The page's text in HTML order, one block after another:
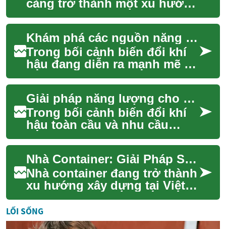
càng trở thành một xu hướng
nhà ở độc đáo và bền vững
trên toàn thế giới. Được tạo
ra từ nhữn...
Khám phá các nguồn năng lượng sạch cho tương lai bền vững
Trong bối cảnh biến đổi khí
hậu đang diễn ra mạnh mẽ và
nhu cầu năng lượng ngày
càng tăng, việc chuyển đổi
sang các n...
Giải pháp năng lượng cho một hành tinh xanh hơn
Trong bối cảnh biến đổi khí
hậu toàn cầu và nhu cầu
năng lượng ngày càng tăng,
việc chuyển đổi sang các
nguồn năng lư...
Nhà Container: Giải Pháp Sống Hiện Đại, Tiết Kiệm và Xanh
Nhà container đang trở thành
xu hướng xây dựng tại Việt
Nam nhờ tính linh hoạt, chi
phí thấp và thân thiện môi
trường...
LỐI SỐNG